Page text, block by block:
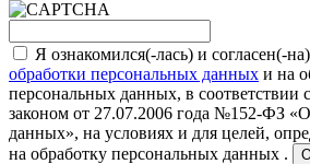
Я ознакомился(-лась) и согласен(-
обработки персональных данных и на
персональных данных, в соответствии
законом от 27.07.2006 года №152-ФЗ
данных», на условиях и для целей,
на обработку персональных данных .